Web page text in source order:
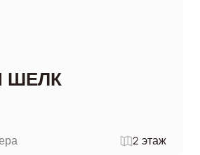
ШЕЛК
2 этаж